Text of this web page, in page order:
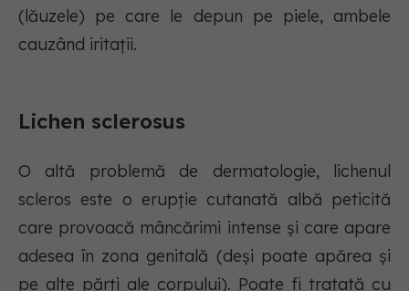
(lăuzele) pe care le depun pe piele, ambele
cauzând iritații.
Lichen sclerosus
O altă problemă de dermatologie, lichenul
scleros este o erupție cutanată albă peticită
care provoacă mâncărimi intense și care apare
adesea în zona genitală (deși poate apărea și
pe alte părți ale corpului). Poate fi tratată cu